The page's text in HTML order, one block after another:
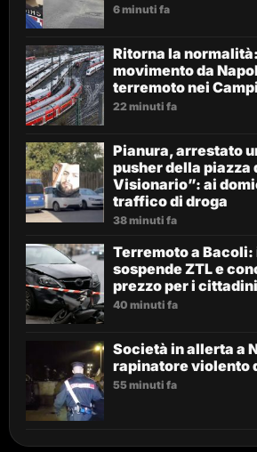
6 minuti fa
Ritorna la
movimento da
terremoto nei
22 minuti fa
Pianura, arrestato
pusher della piazza
Visionario”: ai
traffico di droga
38 minuti fa
Terremoto a
sospende ZTL e
prezzo per i
40 minuti fa
Società in allerta a
rapinatore violento
55 minuti fa